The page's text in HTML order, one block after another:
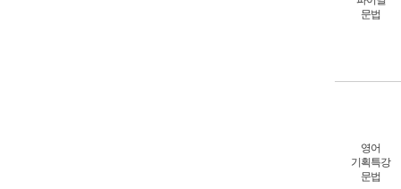
문법
영어
기획특강
문법